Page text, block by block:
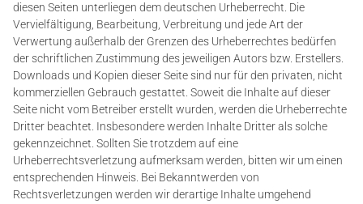
diesen Seiten unterliegen dem deutschen Urheberrecht. Die
Vervielfältigung, Bearbeitung, Verbreitung und jede Art der
Verwertung außerhalb der Grenzen des Urheberrechtes bedürfen
der schriftlichen Zustimmung des jeweiligen Autors bzw. Erstellers.
Downloads und Kopien dieser Seite sind nur für den privaten, nicht
kommerziellen Gebrauch gestattet. Soweit die Inhalte auf dieser
Seite nicht vom Betreiber erstellt wurden, werden die Urheberrechte
Dritter beachtet. Insbesondere werden Inhalte Dritter als solche
gekennzeichnet. Sollten Sie trotzdem auf eine
Urheberrechtsverletzung aufmerksam werden, bitten wir um einen
entsprechenden Hinweis. Bei Bekanntwerden von
Rechtsverletzungen werden wir derartige Inhalte umgehend